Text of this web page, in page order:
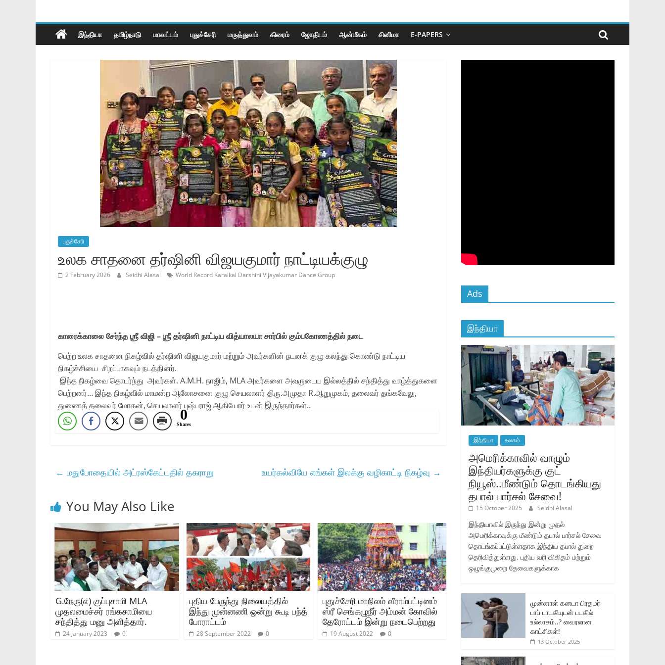
இந்தியா தமிழ்நாடு மாவட்டம் புதுச்சேரி மருத்துவம் கிரைம் ஜோ‌திட‌ம் ஆன்மீகம் சினிமா E-PAPERS
புதுச்சேரி
உலக சாதனை தர்ஷினி விஜயகுமார் நாட்டியக்குழு
2 February 2026 Seidhi Alasal World Record Karaikal Darshini Vijayakumar Dance Group
காரைக்காலை சேர்ந்த ஶ்ரீ விஜி – ஶ்ரீ தர்ஷினி நாட்டிய வித்யாலயா சார்பில் கும்பகோணத்தில் நடை
பெற்ற உலக சாதனை நிகழ்வில் தர்ஷினி விஜயகுமார் மற்றும் அவர்களின் நடனக் குழு கலந்து கொண்டு நாட்டிய
நிகழ்ச்சியை சிறப்பாகவும் நடத்தினர்.
இந்த நிகழ்வை தொடர்ந்து அவர்கள். A.M.H. நாஜிம், MLA அவர்களை அவருடைய இல்லத்தில் சந்தித்து வாழ்த்துகளை
பெற்றனர்… இந்த நிகழ்வில் மாமன்ற ஆலோசனை குழு செயலாளர் திரு.அமுதா R.ஆறுமுகம், தலைவர் தங்கவேலு,
துணைத் தலைவர் மோகன், செயலாளர் புஷ்பராஜ் ஆகியோர் உடன் இருந்தார்கள்..
0
Shares
← மதுபோதையில் அட்ரஸ்கேட்டதில் தகராறு உயர்கல்வியே எங்கள் இலக்கு வழிகாட்டி நிகழ்வு →
You May Also Like
G.நேரு(எ) குப்புசாமி MLA
முதலமைச்சர் ரங்கசாமியை
சந்தித்து மனு அளித்தார்.
24 January 2023 0
புதிய பேருந்து நிலையத்தில்
இந்து முன்னணி ஒன்று கூடி பந்த்
போராட்டம்
28 September 2022 0
புதுச்சேரி மாநிலம் வீராம்பட்டினம்
ஸ்ரீ செங்கழுநீர் அம்மன் கோவில்
தேரோட்டம் இன்று நடைபெற்றது
19 August 2022 0
Ads
இந்தியா
இந்தியா உலகம்
அமெரிக்காவில் வாழும்
இந்தியர்களுக்கு குட்
நியூஸ்..மீண்டும் தொடங்கியது
தபால் பார்சல் சேவை!
15 October 2025 Seidhi Alasal
இந்தியாவில் இருந்து இன்று முதல்
அமெரிக்காவுக்கு மீண்டும் தபால் பார்சல் சேவை
தொடங்கப்பட்டுள்ளதாக இந்திய தபால் துறை
தெரிவித்துள்ளது. புதிய வரி விகிதம் மற்றும்
ஒழுங்குமுறை தேவைகளுக்காக
முன்னாள் கனடா பிரதமர்
பாப் பாடகியுடன் படகில்
உல்லாசம்..? வைரலான
காட்சிகள்!
13 October 2025